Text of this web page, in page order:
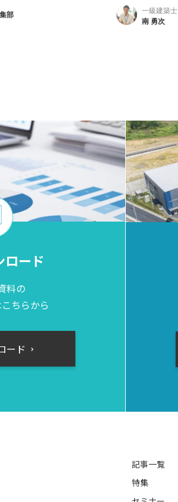
部 一級建築士
南 勇次
ロード
料の
ちらから
ード
記事一覧
特集